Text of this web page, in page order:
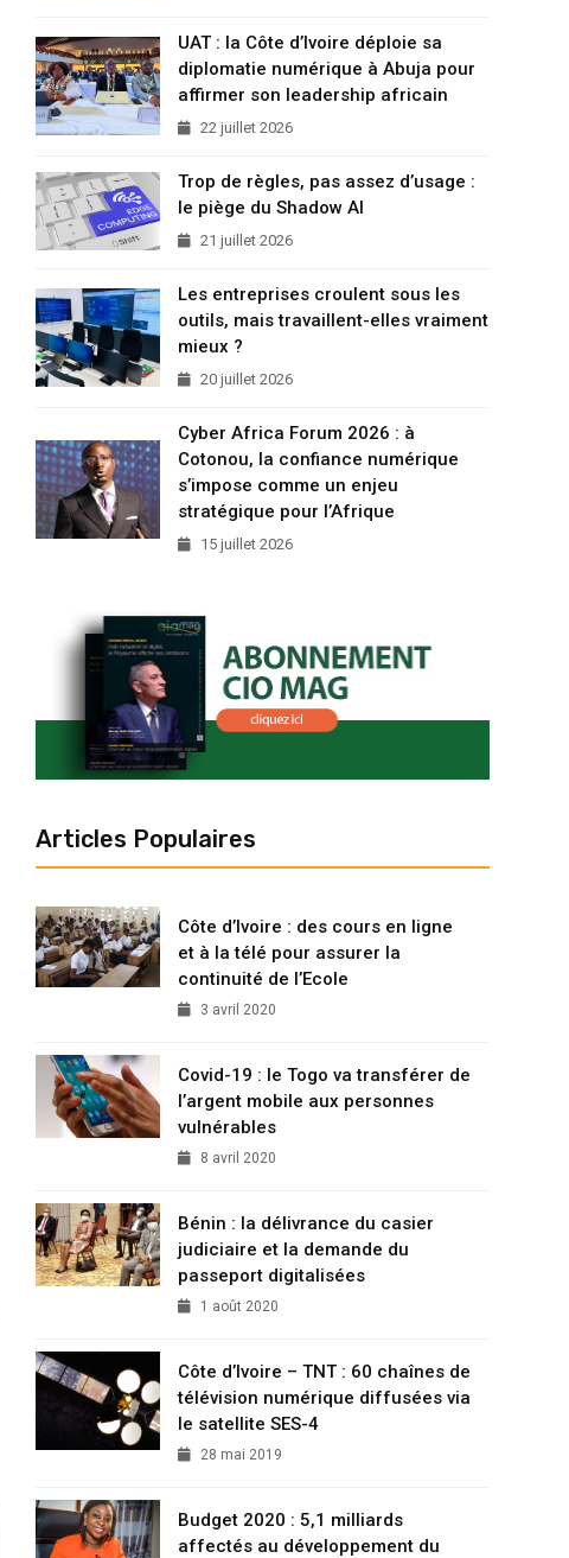
UAT : la Côte d’Ivoire déploie sa
diplomatie numérique à Abuja pour
affirmer son leadership africain
22 juillet 2026
Trop de règles, pas assez d’usage :
le piège du Shadow AI
21 juillet 2026
Les entreprises croulent sous les
outils, mais travaillent-elles vraiment
mieux ?
20 juillet 2026
Cyber Africa Forum 2026 : à
Cotonou, la confiance numérique
s’impose comme un enjeu
stratégique pour l’Afrique
15 juillet 2026
Articles Populaires
Côte d’Ivoire : des cours en ligne
et à la télé pour assurer la
continuité de l’Ecole
3 avril 2020
Covid-19 : le Togo va transférer de
l’argent mobile aux personnes
vulnérables
8 avril 2020
Bénin : la délivrance du casier
judiciaire et la demande du
passeport digitalisées
1 août 2020
Côte d’Ivoire – TNT : 60 chaînes de
télévision numérique diffusées via
le satellite SES-4
28 mai 2019
Budget 2020 : 5,1 milliards
affectés au développement du